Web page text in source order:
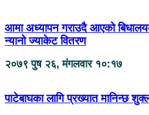
आमा अध्यापन गराउदै आएको
न्यानो ज्याकेट वितरण
२०७९ पुष २६, मंगलवार १०:१७
पाटेबाघका लागि प्रख्यात मानिन्छ